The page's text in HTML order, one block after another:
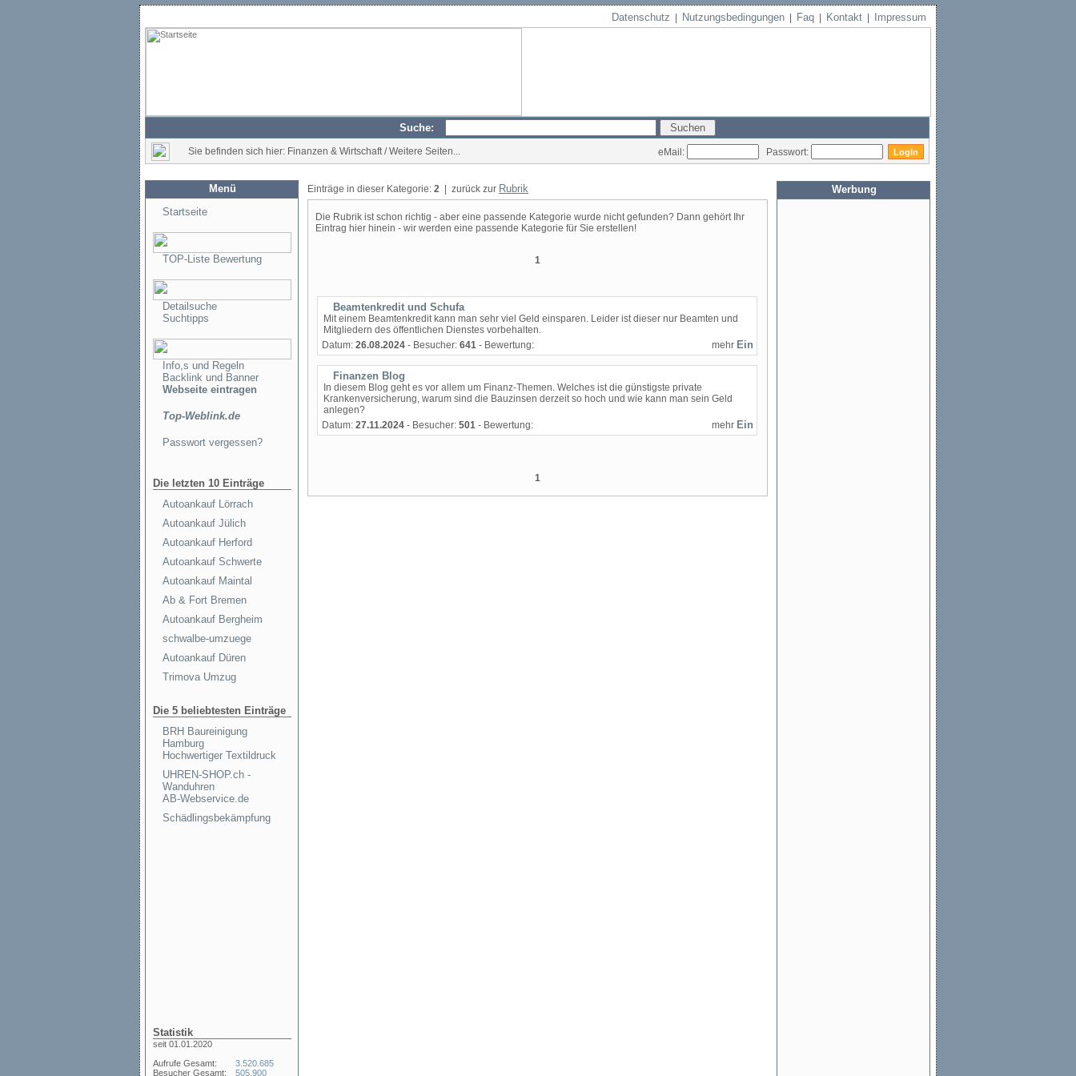
Datenschutz Nutzungsbedingungen Faq Kontakt Impressum
Suche:
Sie befinden sich hier: Finanzen & Wirtschaft / Weitere Seiten... eMail: Passwort:
Menü
Startseite
TOP-Liste Bewertung
Detailsuche
Suchtipps
Info,s und Regeln
Backlink und Banner
Webseite eintragen
Top-Weblink.de
Passwort vergessen?
Die letzten 10 Einträge
Autoankauf Lörrach
Autoankauf Jülich
Autoankauf Herford
Autoankauf Schwerte
Autoankauf Maintal
Ab & Fort Bremen
Autoankauf Bergheim
schwalbe-umzuege
Autoankauf Düren
Trimova Umzug
Die 5 beliebtesten Einträge
BRH Baureinigung
Hamburg
Hochwertiger Textildruck
UHREN-SHOP.ch -
Wanduhren
AB-Webservice.de
Schädlingsbekämpfung
Statistik
seit 01.01.2020
Aufrufe Gesamt:
Besucher Gesamt:
3.520.685
505.900
Einträge in dieser Kategorie: 2 | zurück zur Rubrik
Die Rubrik ist schon richtig - aber eine passende Kategorie wurde nicht gefunden? Dann gehört Ihr
Eintrag hier hinein - wir werden eine passende Kategorie für Sie erstellen!
1
Beamtenkredit und Schufa
Mit einem Beamtenkredit kann man sehr viel Geld einsparen. Leider ist dieser nur Beamten und
Mitgliedern des öffentlichen Dienstes vorbehalten.
Datum: 26.08.2024 - Besucher: 641 - Bewertung: mehr
Finanzen Blog
In diesem Blog geht es vor allem um Finanz-Themen. Welches ist die günstigste private
Krankenversicherung, warum sind die Bauzinsen derzeit so hoch und wie kann man sein Geld
anlegen?
Datum: 27.11.2024 - Besucher: 501 - Bewertung: mehr
1
Werbung